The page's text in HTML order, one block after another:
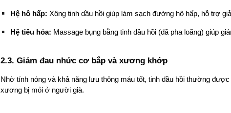
Hệ hô hấp: Xông tinh dầu hồi giúp làm sạch đường hô hấp, hỗ trợ
Hệ tiêu hóa: Massage bụng bằng tinh dầu hồi (đã pha loãng) giúp
2.3. Giảm đau nhức cơ bắp và xương khớp
Nhờ tính nóng và khả năng lưu thông máu tốt, tinh dầu hồi thường
xương bị mỏi ở người già.